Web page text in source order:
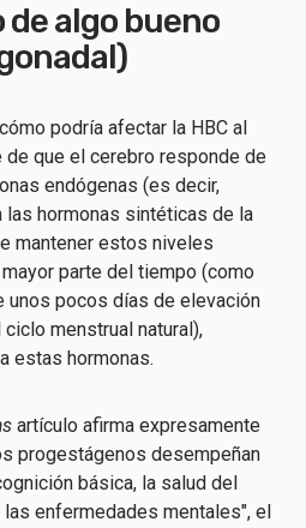
de algo bueno
podría afectar la HBC al
que el cerebro responde de
endógenas (es decir,
las hormonas sintéticas de la
mantener estos niveles
parte del tiempo (como
unos pocos días de elevación
menstrual natural),
estas hormonas.
artículo afirma expresamente
progestágenos desempeñan
básica, la salud del
enfermedades mentales", el